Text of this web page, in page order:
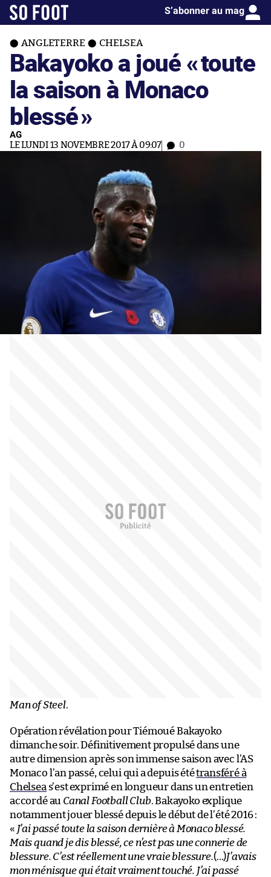
S’abonner au mag
ANGLETERRE CHELSEA
Bakayoko a joué «toute
la saison à Monaco
blessé»
AG
LE LUNDI 13 NOVEMBRE 2017 À 09:07 0
Man of Steel.
Opération révélation pour Tiémoué Bakayoko
dimanche soir. Définitivement propulsé dans une
autre dimension après son immense saison avec l’AS
Monaco l’an passé, celui qui a depuis ététransféré à
Chelsea s’est exprimé en longueur dans un entretien
accordé au Canal Football Club. Bakayoko explique
notamment jouer blessé depuis le début de l’été 2016 :
« J’ai passé toute la saison dernière à Monaco blessé.
Mais quand je dis blessé, ce n’est pas une connerie de
blessure. C’est réellement une vraie blessure.(…)J’avais
mon ménisque qui était vraiment touché. J’ai passé